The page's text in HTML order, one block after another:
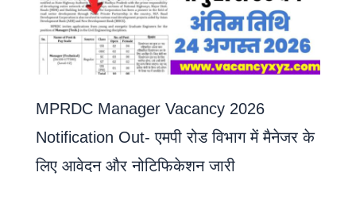
MPRDC Manager Vacancy 2026
Notification Out- एमपी रोड विभाग में मैनेजर के
लिए आवेदन और नोटिफिकेशन जारी